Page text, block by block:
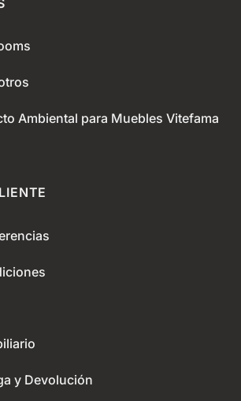
Ambiental para Muebles Vitefama
y Devolución